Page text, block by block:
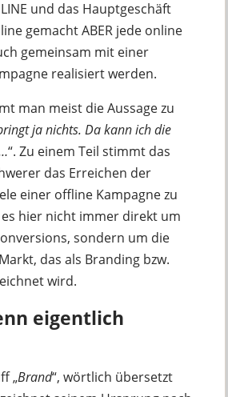
und das Hauptgeschäft
gemacht ABER jede online
gemeinsam mit einer
realisiert werden.
man meist die Aussage zu
ja nichts. Da kann ich die
“. Zu einem Teil stimmt das
das Erreichen der
einer offline Kampagne zu
hier nicht immer direkt um
sondern um die
das als Branding bzw.
wird.
eigentlich
„Brand“, wörtlich übersetzt